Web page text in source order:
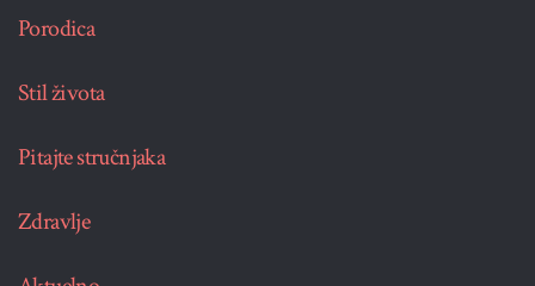
Porodica
Stil života
Pitajte stručnjaka
Zdravlje